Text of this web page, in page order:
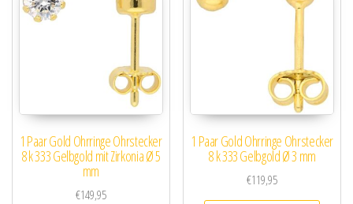
1 Paar Gold Ohrringe Ohrstecker
8 k 333 Gelbgold mit Zirkonia Ø 5
mm
€149,95
1 Paar Gold Ohrringe Ohrstecker
8 k 333 Gelbgold Ø 3 mm
€119,95